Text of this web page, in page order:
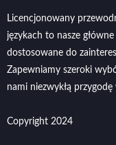
Licencjonowany
językach to nasze
dostosowane do
Zapewniamy szeroki
nami niezwykłą
Copyright 2024